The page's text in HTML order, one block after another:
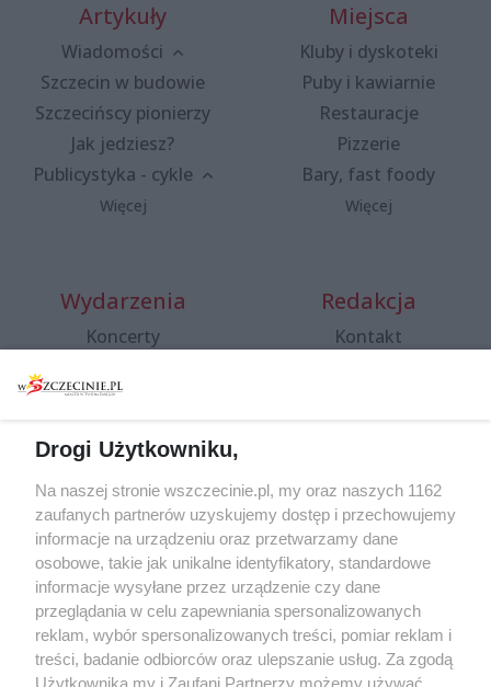
Artykuły
Wiadomości
Szczecin w budowie
Szczecińscy pionierzy
Jak jedziesz?
Publicystyka - cykle
Więcej
Miejsca
Kluby i dyskoteki
Puby i kawiarnie
Restauracje
Pizzerie
Bary, fast foody
Więcej
Wydarzenia
Koncerty
Spacery i oprowadzania
targi
Wernisaże
Więcej
Redakcja
Kontakt
Specjalny koncert z okazji
20. urodzin portalu
wSzczecinie.pl
Regulamin konkursów
śniadaniówka "Hej
Szczecin! Jest piątek!"
Drogi Użytkowniku,
Na naszej stronie wszczecinie.pl, my oraz naszych 1162
zaufanych partnerów uzyskujemy dostęp i przechowujemy
informacje na urządzeniu oraz przetwarzamy dane
osobowe, takie jak unikalne identyfikatory, standardowe
informacje wysyłane przez urządzenie czy dane
przeglądania w celu zapewniania spersonalizowanych
reklam, wybór spersonalizowanych treści, pomiar reklam i
treści, badanie odbiorców oraz ulepszanie usług. Za zgodą
Użytkownika my i Zaufani Partnerzy możemy używać